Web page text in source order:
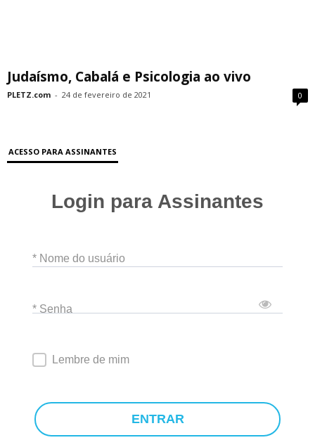
Judaísmo, Cabalá e Psicologia ao vivo
PLETZ.com - 24 de fevereiro de 2021 0
ACESSO PARA ASSINANTES
Login para Assinantes
* Nome do usuário
* Senha
Lembre de mim
ENTRAR